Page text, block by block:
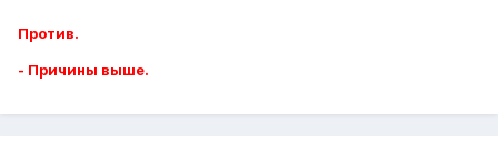
Против.
- Причины выше.